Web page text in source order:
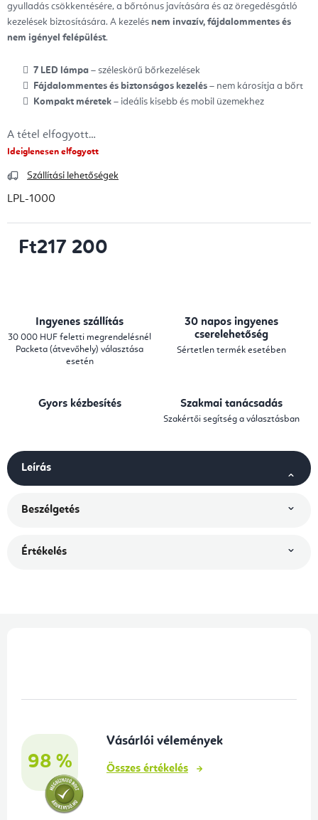
gyulladás csökkentésére, a bőrtónus javítására és az öregedésgátló
kezelések biztosítására. A kezelés nem invazív, fájdalommentes és
nem igényel felépülést.
7 LED lámpa – széleskörű bőrkezelések
Fájdalommentes és biztonságos kezelés – nem károsítja a bőrt
Kompakt méretek – ideális kisebb és mobil üzemekhez
A tétel elfogyott…
Ideiglenesen elfogyott
Szállítási lehetőségek
LPL-1000
Ft217 200
Ingyenes szállítás
30 000 HUF feletti megrendelésnél
Packeta (átvevőhely) választása
esetén
30 napos ingyenes
cserelehetőség
Sértetlen termék esetében
Gyors kézbesítés Szakmai tanácsadás
Szakértői segítség a választásban
Leírás
Beszélgetés
Értékelés
98 %
Vásárlói vélemények
Összes értékelés